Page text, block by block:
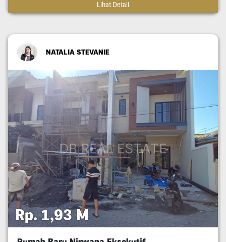
Lihat Detail
NATALIA STEVANIE
Rp. 1,93 M